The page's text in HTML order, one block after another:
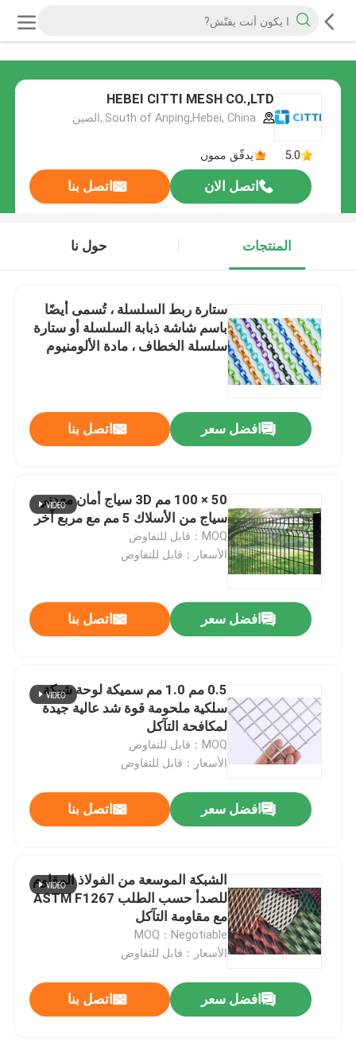
HEBEI CITTI MESH CO.,LTD
5.0 يدقّق ممون
اتصل الان اتصل بنا
المنتجات حول نا
ستارة ربط السلسلة ، تُسمى أيضًا
باسم شاشة ذبابة السلسلة أو ستارة
سلسلة الخطاف ، مادة الألومنيوم
افضل سعر اتصل بنا
50 × 100 مم 3D سياج أمان معدني
سياج من الأسلاك 5 مم مع مربع آخر
MOQ：قابل للتفاوض
الأسعار：قابل للتفاوض
افضل سعر اتصل بنا
0.5 مم 1.0 مم سميكة لوحة شبكة
سلكية ملحومة قوة شد عالية جيدة
لمكافحة التآكل
MOQ：قابل للتفاوض
الأسعار：قابل للتفاوض
افضل سعر اتصل بنا
الشبكة الموسعة من الفولاذ المقاوم
للصدأ حسب الطلب ASTM F1267
مع مقاومة التآكل
MOQ：Negotiable
الأسعار：قابل للتفاوض
افضل سعر اتصل بنا